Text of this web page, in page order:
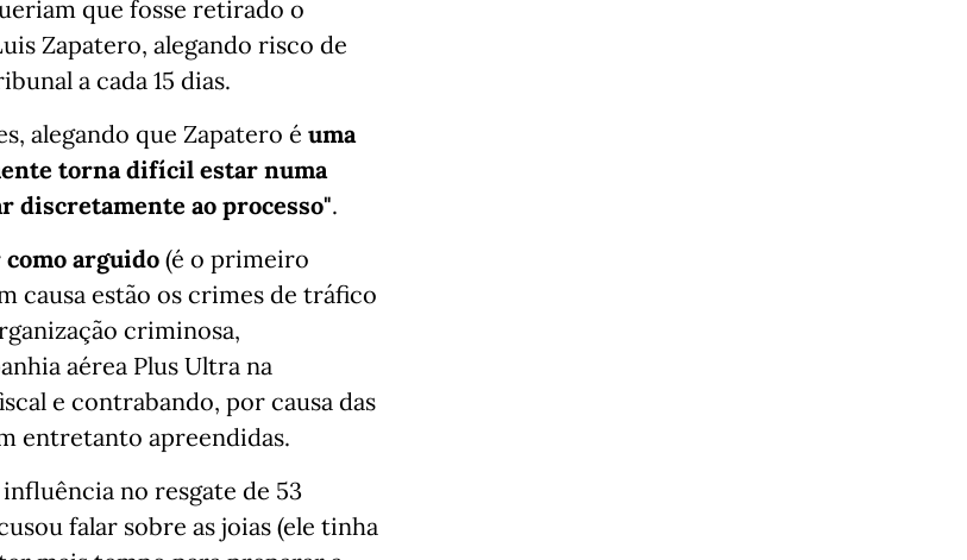
que fosse retirado o
Zapatero, alegando risco de
a cada 15 dias.
alegando que Zapatero é uma
torna difícil estar numa
discretamente ao processo".
arguido(é o primeiro
causa estão os crimes de tráfico
criminosa,
aérea Plus Ultra na
e contrabando, por causa das
entretanto apreendidas.
no resgate de 53
falar sobre as joias (ele tinha